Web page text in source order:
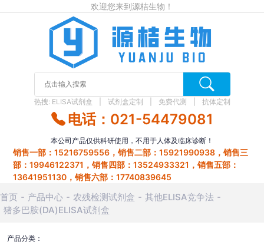
欢迎您来到源桔生物！
热搜: ELISA试剂盒 试剂盒定制 免费代测 抗体定制
电话：021-54479081
本公司产品仅供科研使用，不用于人体及临床诊断！
销售一部：15216759556，销售二部：15921990938，销售三
部：19946122371，销售四部：13524933321，销售五部：
13641951130，销售六部：17740839645
首页 产品中心 农残检测试剂盒
其他ELISA竞争法
猪多巴胺(DA)ELISA试剂盒
产品分类：